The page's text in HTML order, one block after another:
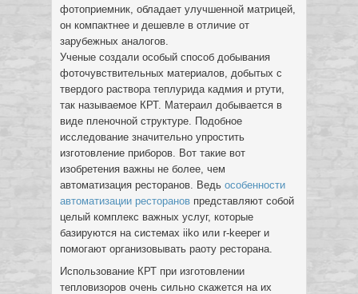
фотоприемник, обладает улучшенной матрицей,
он компактнее и дешевле в отличие от
зарубежных аналогов.
Ученые создали особый способ добывания
фоточувствительных материалов, добытых с
твердого раствора теплурида кадмия и ртути,
так называемое КРТ. Матераил добывается в
виде пленочной структуре. Подобное
исследование значительно упростить
изготовление приборов. Вот такие вот
изобретения важны не более, чем
автоматизация ресторанов. Ведь особенности
автоматизации ресторанов представляют собой
целый комплекс важных услуг, которые
базируются на системах iiko или r-keeper и
помогают организовывать раоту ресторана.
Использование КРТ при изготовлении
тепловизоров очень сильно скажется на их